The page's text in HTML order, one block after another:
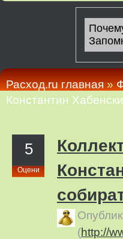
Расход.ru главная»
Константин
5
Оцени
(http://